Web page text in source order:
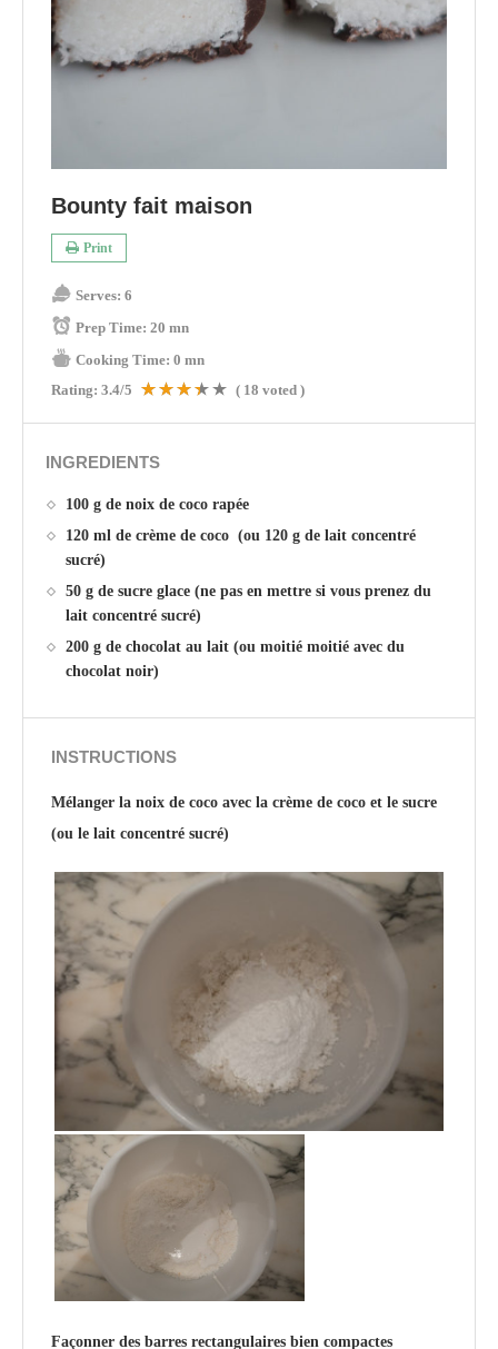
Bounty fait maison
Print
Serves: 6
Prep Time: 20 mn
Cooking Time: 0 mn
Rating: 3.4/5 ( 18 voted )
INGREDIENTS
100 g de noix de coco rapée
120 ml de crème de coco (ou 120 g de lait concentré
sucré)
50 g de sucre glace (ne pas en mettre si vous prenez du
lait concentré sucré)
200 g de chocolat au lait (ou moitié moitié avec du
chocolat noir)
INSTRUCTIONS
Mélanger la noix de coco avec la crème de coco et le sucre
(ou le lait concentré sucré)
Façonner des barres rectangulaires bien compactes